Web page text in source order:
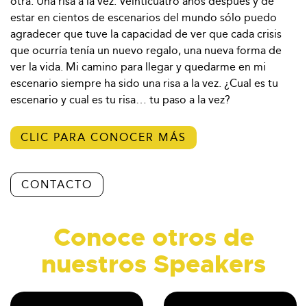
estar en cientos de escenarios del mundo sólo puedo
agradecer que tuve la capacidad de ver que cada crisis
que ocurría tenía un nuevo regalo, una nueva forma de
ver la vida. Mi camino para llegar y quedarme en mi
escenario siempre ha sido una risa a la vez. ¿Cual es tu
escenario y cual es tu risa… tu paso a la vez?
CLIC PARA CONOCER MÁS
CONTACTO
Conoce otros de
nuestros Speakers